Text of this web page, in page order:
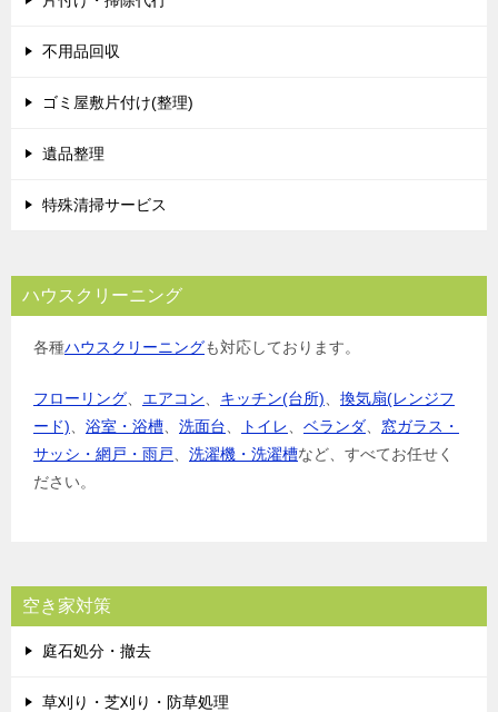
不用品回収
ゴミ屋敷片付け(整理)
遺品整理
特殊清掃サービス
ハウスクリーニング
各種ハウスクリーニングも対応しております。
フローリング エアコン キッチン(台所)
換気扇(レンジフ
ード)
浴室・浴槽 洗面台 トイレ ベランダ
窓ガラス・
サッシ・網戸・雨戸
洗濯機・洗濯槽など、すべてお任せく
ださい。
空き家対策
庭石処分・撤去
草刈り・芝刈り・防草処理